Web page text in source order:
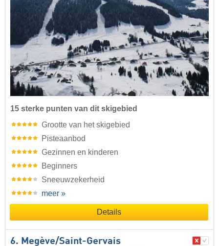
15 sterke punten van dit skigebied
Grootte van het skigebied
Pisteaanbod
Gezinnen en kinderen
Beginners
Sneeuwzekerheid
meer »
Details
6. Megève/​Saint-Gervais